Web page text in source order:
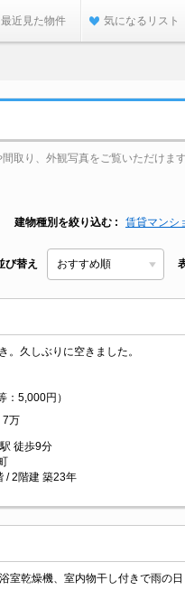
最近見た物件 気になるリスト
取り、外観写真をご覧いただけます
建物種別を絞り込む 賃貸マンシ
び替え
。久しぶりに空きました。
：5,000円）
7万
徒歩9分
/ 2階建 築23年